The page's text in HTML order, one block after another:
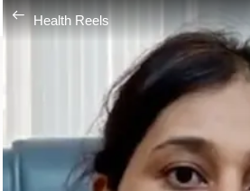
Health Reels